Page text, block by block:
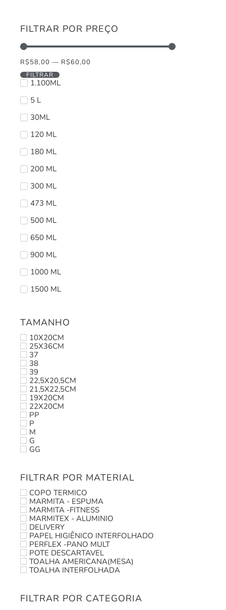
FILTRAR POR PREÇO
R$58,00 — R$60,00
FILTRAR
1.100ML
5 L
30ML
120 ML
180 ML
200 ML
300 ML
473 ML
500 ML
650 ML
900 ML
1000 ML
1500 ML
TAMANHO
10X20CM
25X36CM
37
38
39
22,5X20,5CM
21,5X22,5CM
19X20CM
22X20CM
PP
P
M
G
GG
FILTRAR POR MATERIAL
COPO TERMICO
MARMITA - ESPUMA
MARMITA -FITNESS
MARMITEX - ALUMINIO
DELIVERY
PAPEL HIGIÊNICO INTERFOLHADO
PERFLEX -PANO MULT
POTE DESCARTAVEL
TOALHA AMERICANA(MESA)
TOALHA INTERFOLHADA
FILTRAR POR CATEGORIA